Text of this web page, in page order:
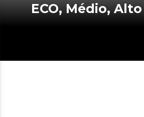
ECO, Médio,